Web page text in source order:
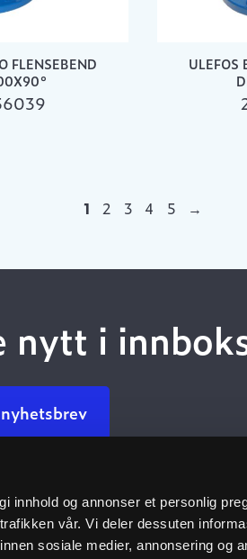
innhold og annonser et personlig
vår. Vi deler dessuten
sosiale medier, annonsering og
FLENSEBEND
ULEFOS
1 2 3 4 5 →
nytt i
Kundeservice
Kontakt oss